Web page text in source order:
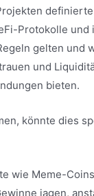
Protokolle und
gelten und
und
bieten.
könnte dies
wie Meme-
jagen,